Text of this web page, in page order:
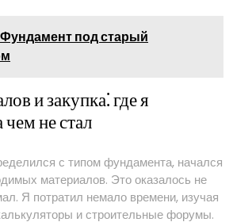
Фундамент под старый
и закупка⁚ где я
не стал
с типом фундамента, начался
материалов. Это оказалось не
Я потратил немало времени, изучая
и строительные форумы.